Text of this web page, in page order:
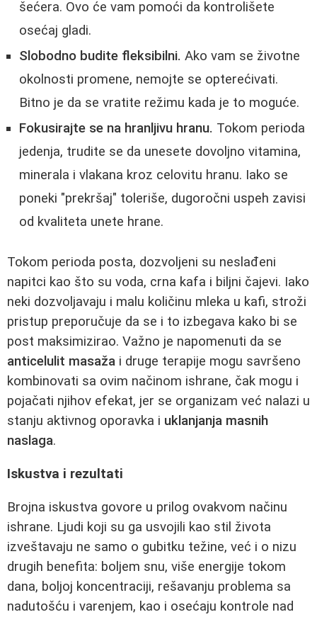
šećera. Ovo će vam pomoći da kontrolišete
osećaj gladi.
Slobodno budite fleksibilni. Ako vam se životne
okolnosti promene, nemojte se opterećivati.
Bitno je da se vratite režimu kada je to moguće.
Fokusirajte se na hranljivu hranu. Tokom perioda
jedenja, trudite se da unesete dovoljno vitamina,
minerala i vlakana kroz celovitu hranu. Iako se
poneki "prekršaj" toleriše, dugoročni uspeh zavisi
od kvaliteta unete hrane.
Tokom perioda posta, dozvoljeni su neslađeni
napitci kao što su voda, crna kafa i biljni čajevi. Iako
neki dozvoljavaju i malu količinu mleka u kafi, stroži
pristup preporučuje da se i to izbegava kako bi se
post maksimizirao. Važno je napomenuti da se
anticelulit masaža i druge terapije mogu savršeno
kombinovati sa ovim načinom ishrane, čak mogu i
pojačati njihov efekat, jer se organizam već nalazi u
stanju aktivnog oporavka i uklanjanja masnih
naslaga.
Iskustva i rezultati
Brojna iskustva govore u prilog ovakvom načinu
ishrane. Ljudi koji su ga usvojili kao stil života
izveštavaju ne samo o gubitku težine, već i o nizu
drugih benefita: boljem snu, više energije tokom
dana, boljoj koncentraciji, rešavanju problema sa
nadutošću i varenjem, kao i osećaju kontrole nad